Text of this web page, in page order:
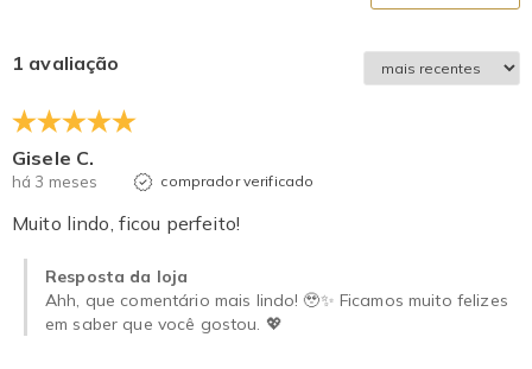
1 avaliação
Gisele C.
há 3 meses comprador verificado
Muito lindo, ficou perfeito!
Resposta da loja
Ahh, que comentário mais lindo! 🥹✨ Ficamos muito felizes
em saber que você gostou. 💖